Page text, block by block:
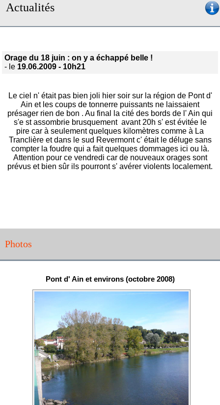
Actualités
Orage du 18 juin : on y a échappé belle !
- le 19.06.2009 - 10h21
Le ciel n' était pas bien joli hier soir sur la région de Pont d'
Ain et les coups de tonnerre puissants ne laissaient
présager rien de bon . Au final la cité des bords de l' Ain qui
s'e st assombrie brusquement avant 20h s' est évitée le
pire car à seulement quelques kilomètres comme à La
Tranclière et dans le sud Revermont c' était le déluge sans
compter la foudre qui a fait quelques dommages ici ou là.
Attention pour ce vendredi car de nouveaux orages sont
prévus et bien sûr ils pourront s' avérer violents localement.
Photos
Pont d' Ain et environs (octobre 2008)